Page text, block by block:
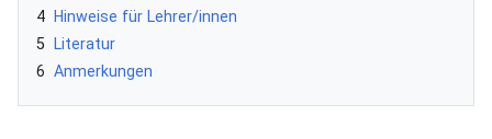
4
Hinweise für Lehrer/innen
5
Literatur
6 Anmerkungen